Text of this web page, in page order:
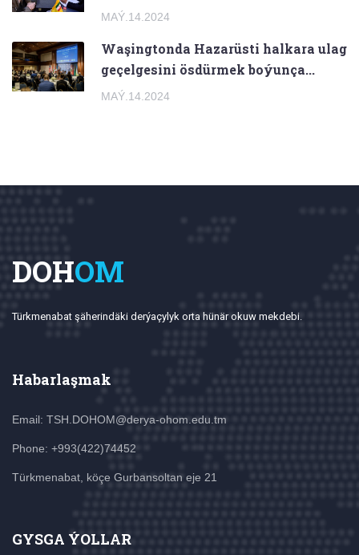
MAÝ.14.2024
Waşingtonda Hazarüsti halkara ulag
geçelgesini ösdürmek boýunça...
MAÝ.14.2024
DOHOM
Türkmenabat şäherindäki derýaçylyk orta hünär okuw mekdebi.
Habarlaşmak
Email: TSH.DOHOM@derya-ohom.edu.tm
Phone: +993(422)74452
Türkmenabat, köçe Gurbansoltan eje 21
GYSGA ÝOLLAR